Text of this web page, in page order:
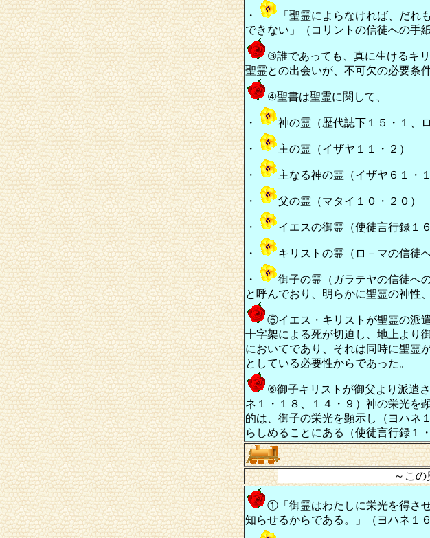
・
「聖霊によらなければ、だれ
できない」（コリントの信徒への手
③誰であっても、真に生けるキ
聖霊との出会いが、不可欠の必要条
④聖書は聖霊に関して、
・ 神の霊（歴代誌下１５・１、
・ 主の霊（イザヤ１１・２）
・ 主なる神の霊（イザヤ６１・１
・ 父の霊（マタイ１０・２０）
・ イエスの御霊（使徒言行録１６
・ キリストの霊（ロ－マの信徒
・
御子の霊（ガラテヤの信徒へ
と呼んでおり、明らかに聖霊の神性
⑤イエス・キリストが聖霊の派
十字架による死が切迫し、地上より
においてであり、それは同時に聖霊
としている必要性からであった。
⑥御子キリストが御父より派遣
ネ１・１８、１４・９）神の栄光を
的は、御子の栄光を顕示し（ヨハネ
らしめることにある（使徒言行録１・
～この奥義は
①「御霊はわたしに栄光を得さ
知らせるからである。」（ヨハネ１